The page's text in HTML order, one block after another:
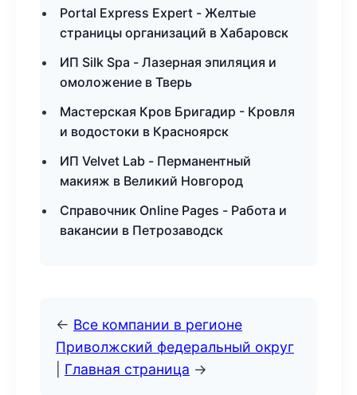
Portal Express Expert - Желтые
страницы организаций в Хабаровск
ИП Silk Spa - Лазерная эпиляция и
омоложение в Тверь
Мастерская Кров Бригадир - Кровля
и водостоки в Красноярск
ИП Velvet Lab - Перманентный
макияж в Великий Новгород
Справочник Online Pages - Работа и
вакансии в Петрозаводск
← Все компании в регионе
Приволжский федеральный округ
Главная страница →